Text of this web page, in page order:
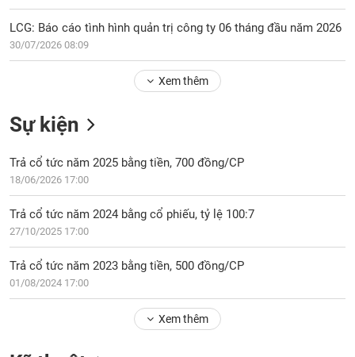
Giao
dịch
Phân
kỹ
thuật
sơ
doanh
Tin
tức
LCG: Báo cáo tình hình quản trị công ty 06 tháng đầu năm 2026
30/07/2026 08:09
Xem thêm
Sự kiện
Trả cổ tức năm 2025 bằng tiền, 700 đồng/CP
18/06/2026 17:00
Trả cổ tức năm 2024 bằng cổ phiếu, tỷ lệ 100:7
27/10/2025 17:00
Trả cổ tức năm 2023 bằng tiền, 500 đồng/CP
01/08/2024 17:00
Xem thêm
VS-
SECTOR
NĂNG
LƯỢNG
NGUYÊN
VẬT
LIỆU